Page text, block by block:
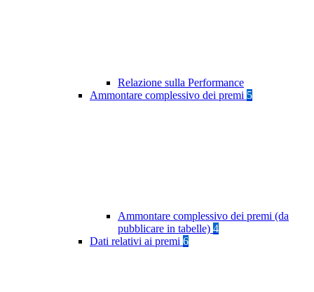
Relazione sulla Performance
Ammontare complessivo dei premi 5
Ammontare complessivo dei premi (da
pubblicare in tabelle) 4
Dati relativi ai premi 6